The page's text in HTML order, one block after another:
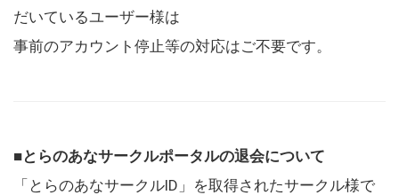
だいているユーザー様は
事前のアカウント停止等の対応はご不要です。
■とらのあなサークルポータルの退会について
「とらのあなサークルID」を取得されたサークル様で